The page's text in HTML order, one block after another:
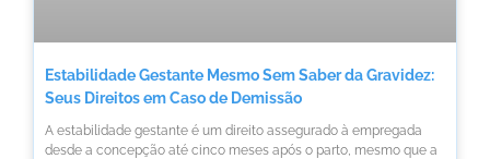
Estabilidade Gestante Mesmo Sem Saber da Gravidez:
Seus Direitos em Caso de Demissão
A estabilidade gestante é um direito assegurado à empregada
desde a concepção até cinco meses após o parto, mesmo que a